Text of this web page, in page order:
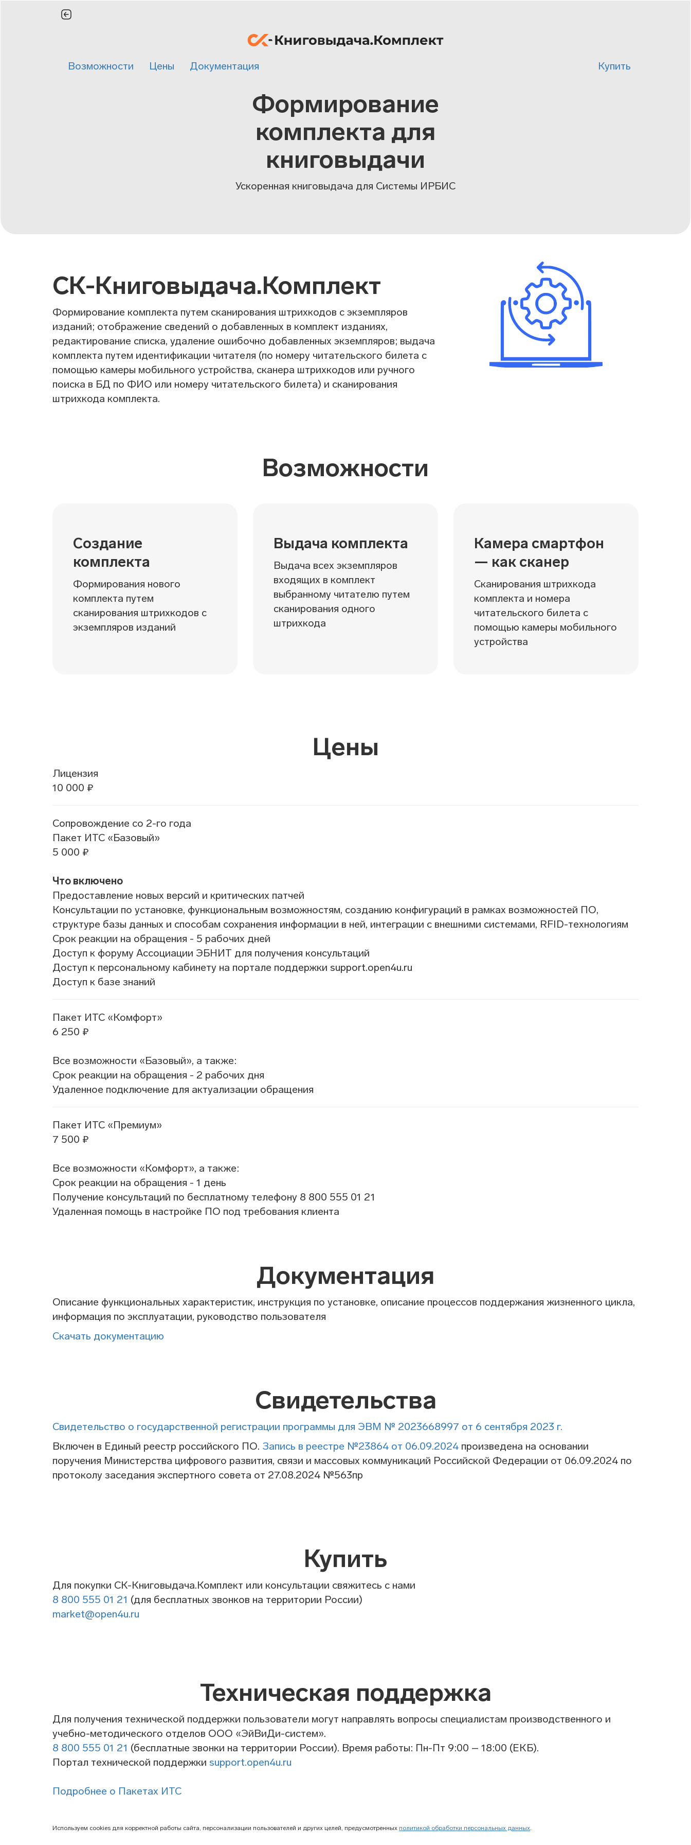
Возможности Цены Документация Купить
Формирование
комплекта для
книговыдачи
Ускоренная книговыдача для Системы ИРБИС
СК-Книговыдача.Комплект
Формирование комплекта путем сканирования штрихкодов с экземпляров
изданий; отображение сведений о добавленных в комплект изданиях,
редактирование списка, удаление ошибочно добавленных экземпляров; выдача
комплекта путем идентификации читателя (по номеру читательского билета с
помощью камеры мобильного устройства, сканера штрихкодов или ручного
поиска в БД по ФИО или номеру читательского билета) и сканирования
штрихкода комплекта.
Возможности
Создание
комплекта
Формирования нового
комплекта путем
сканирования штрихкодов с
экземпляров изданий
Выдача комплекта
Выдача всех экземпляров
входящих в комплект
выбранному читателю путем
сканирования одного
штрихкода
Камера смартфон
— как сканер
Сканирования штрихкода
комплекта и номера
читательского билета с
помощью камеры мобильного
устройства
Цены
Лицензия
10 000 ₽
Сопровождение со 2-го года
Пакет ИТС «Базовый»
5 000 ₽
Что включено
Предоставление новых версий и критических патчей
Консультации по установке, функциональным возможностям, созданию конфигураций в рамках возможностей ПО,
структуре базы данных и способам сохранения информации в ней, интеграции с внешними системами, RFID-технологиям
Срок реакции на обращения - 5 рабочих дней
Доступ к форуму Ассоциации ЭБНИТ для получения консультаций
Доступ к персональному кабинету на портале поддержки support.open4u.ru
Доступ к базе знаний
Пакет ИТС «Комфорт»
6 250 ₽
Все возможности «Базовый», а также:
Срок реакции на обращения - 2 рабочих дня
Удаленное подключение для актуализации обращения
Пакет ИТС «Премиум»
7 500 ₽
Все возможности «Комфорт», а также:
Срок реакции на обращения - 1 день
Получение консультаций по бесплатному телефону 8 800 555 01 21
Удаленная помощь в настройке ПО под требования клиента
Документация
Описание функциональных характеристик, инструкция по установке, описание процессов поддержания жизненного цикла,
информация по эксплуатации, руководство пользователя
Скачать документацию
Свидетельства
Свидетельство о государственной регистрации программы для ЭВМ № 2023668997 от 6 сентября 2023 г.
Включен в Единый реестр российского ПО. Запись в реестре №23864 от 06.09.2024 произведена на основании
поручения Министерства цифрового развития, связи и массовых коммуникаций Российской Федерации от 06.09.2024 по
протоколу заседания экспертного совета от 27.08.2024 №563пр
Купить
Для покупки СК-Книговыдача.Комплект или консультации свяжитесь с нами
8 800 555 01 21 (для бесплатных звонков на территории России)
market@open4u.ru
Техническая поддержка
Для получения технической поддержки пользователи могут направлять вопросы специалистам производственного и
учебно-методического отделов ООО «ЭйВиДи-систем».
8 800 555 01 21 (бесплатные звонки на территории России). Время работы: Пн-Пт 9:00 – 18:00 (ЕКБ).
Портал технической поддержки support.open4u.ru
Подробнее о Пакетах ИТС
Используем cookies для корректной работы сайта, персонализации пользователей и других целей, предусмотренных политикой обработки персональных данных.